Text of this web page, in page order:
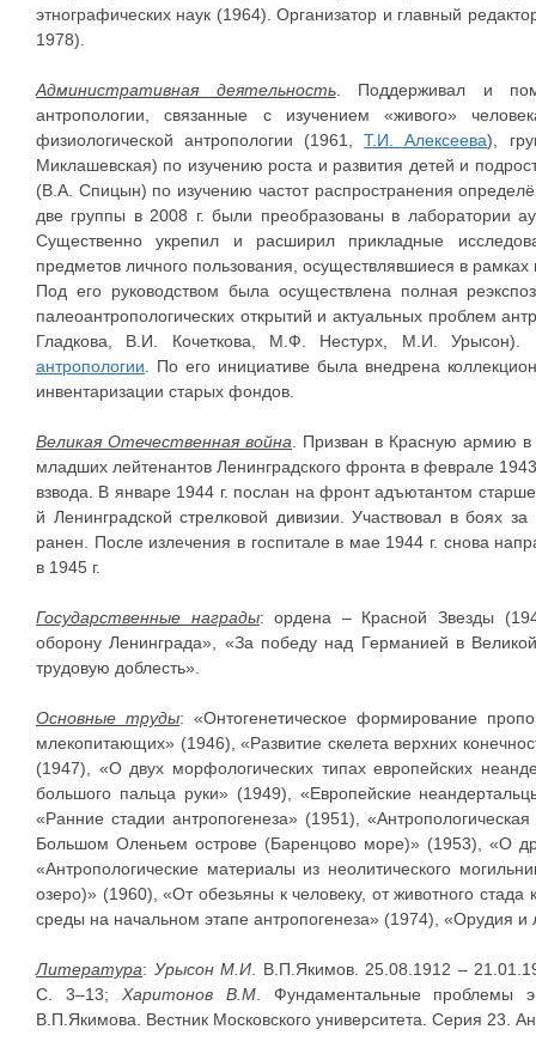
этнографических наук (1964). Организатор и главный
1978).
Административная деятельность. Поддерживал и
антропологии, связанные с изучением «живого»
физиологической антропологии (1961,Т.И. Алексеева),
Миклашевская) по изучению роста и развития детей и
(В.А. Спицын) по изучению частот распространения
две группы в 2008 г. были преобразованы в лаборатории
Существенно укрепил и расширил прикладные
предметов личного пользования, осуществлявшиеся в
Под его руководством была осуществлена полная
палеоантропологических открытий и актуальных проблем
Гладкова, В.И. Кочеткова, М.Ф. Нестурх, М.И.
антропологии . По его инициативе была внедрена
инвентаризации старых фондов.
Великая Отечественная война . Призван в Красную армию
младших лейтенантов Ленинградского фронта в феврале
взвода. В январе 1944 г. послан на фронт адъютантом
й Ленинградской стрелковой дивизии. Участвовал в боях
ранен. После излечения в госпитале в мае 1944 г. снова
в 1945 г.
Государственные награды: ордена – Красной Звезды
оборону Ленинграда», «За победу над Германией в
трудовую доблесть».
Основные труды: «Онтогенетическое формирование
млекопитающих» (1946), «Развитие скелета верхних
(1947), «О двух морфологических типах европейских
большого пальца руки» (1949), «Европейские
«Ранние стадии антропогенеза» (1951),
Большом Оленьем острове (Баренцово море)» (1953), «О
«Антропологические материалы из неолитического
озеро)» (1960), «От обезьяны к человеку, от животного
среды на начальном этапе антропогенеза» (1974), «Орудия
Литература: Урысон М.И . В.П.Якимов. 25.08.1912 –
С. 3–13; Харитонов В.М. Фундаментальные проблемы
В.П.Якимова. Вестник Московского университета. Серия 23.